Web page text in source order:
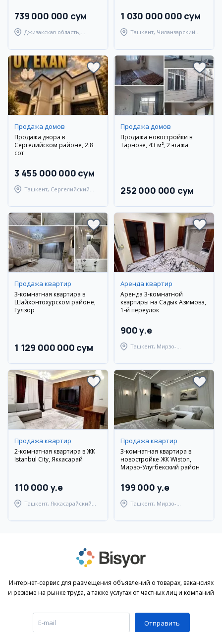
739 000 000 сум
Джизакская область,
1 030 000 000 сум
Ташкент, Чиланзарский
Продажа домов
Продажа двора в
Сергелийском районе, 2.8
сот
3 455 000 000 сум
Ташкент, Сергелийский
Продажа домов
Продажа новостройки в
Тарнозе, 43 м², 2 этажа
252 000 000 сум
Продажа квартир
3-комнатная квартира в
Шайхонтохурском районе,
Гулзор
1 129 000 000 сум
Аренда квартир
Аренда 3-комнатной
квартиры на Садык Азимова,
1-й переулок
900 y.e
Ташкент, Мирзо-
Продажа квартир
2-комнатная квартира в ЖК
Istanbul City, Яккасарай
110 000 y.e
Ташкент, Яккасарайский
Продажа квартир
3-комнатная квартира в
новостройке ЖК Wiston,
Мирзо-Улугбекский район
199 000 y.e
Ташкент, Мирзо-
Интернет-сервис для размещения объявлений о товарах, вакансиях
и резюме на рынке труда, а также услугах от частных лиц и компаний
Отправить